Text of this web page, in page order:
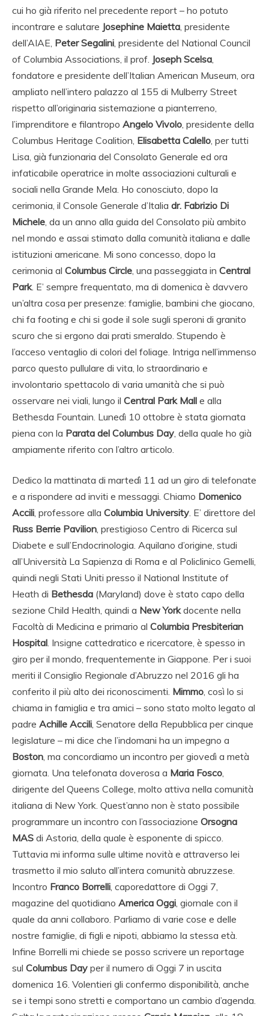
cui ho già riferito nel precedente report – ho potuto
incontrare e salutare Josephine Maietta, presidente
dell’AIAE, Peter Segalini, presidente del National Council
of Columbia Associations, il prof. Joseph Scelsa,
fondatore e presidente dell’Italian American Museum, ora
ampliato nell’intero palazzo al 155 di Mulberry Street
rispetto all’originaria sistemazione a pianterreno,
l’imprenditore e filantropo Angelo Vivolo, presidente della
Columbus Heritage Coalition, Elisabetta Calello, per tutti
Lisa, già funzionaria del Consolato Generale ed ora
infaticabile operatrice in molte associazioni culturali e
sociali nella Grande Mela. Ho conosciuto, dopo la
cerimonia, il Console Generale d’Italia dr. Fabrizio Di
Michele, da un anno alla guida del Consolato più ambito
nel mondo e assai stimato dalla comunità italiana e dalle
istituzioni americane. Mi sono concesso, dopo la
cerimonia al Columbus Circle, una passeggiata in Central
Park. E’ sempre frequentato, ma di domenica è davvero
un’altra cosa per presenze: famiglie, bambini che giocano,
chi fa footing e chi si gode il sole sugli speroni di granito
scuro che si ergono dai prati smeraldo. Stupendo è
l’acceso ventaglio di colori del foliage. Intriga nell’immenso
parco questo pullulare di vita, lo straordinario e
involontario spettacolo di varia umanità che si può
osservare nei viali, lungo il Central Park Mall e alla
Bethesda Fountain. Lunedì 10 ottobre è stata giornata
piena con la Parata del Columbus Day, della quale ho già
ampiamente riferito con l’altro articolo.
Dedico la mattinata di martedì 11 ad un giro di telefonate
e a rispondere ad inviti e messaggi. Chiamo Domenico
Accili, professore alla Columbia University. E’ direttore del
Russ Berrie Pavilion, prestigioso Centro di Ricerca sul
Diabete e sull’Endocrinologia. Aquilano d’origine, studi
all’Università La Sapienza di Roma e al Policlinico Gemelli,
quindi negli Stati Uniti presso il National Institute of
Heath di Bethesda (Maryland) dove è stato capo della
sezione Child Health, quindi a New Yorkdocente nella
Facoltà di Medicina e primario al Columbia Presbiterian
Hospital. Insigne cattedratico e ricercatore, è spesso in
giro per il mondo, frequentemente in Giappone. Per i suoi
meriti il Consiglio Regionale d’Abruzzo nel 2016 gli ha
conferito il più alto dei riconoscimenti. Mimmo, così lo si
chiama in famiglia e tra amici – sono stato molto legato al
padre Achille Accili, Senatore della Repubblica per cinque
legislature – mi dice che l’indomani ha un impegno a
Boston, ma concordiamo un incontro per giovedì a metà
giornata. Una telefonata doverosa a Maria Fosco,
dirigente del Queens College, molto attiva nella comunità
italiana di New York. Quest’anno non è stato possibile
programmare un incontro con l’associazione Orsogna
MAS di Astoria, della quale è esponente di spicco.
Tuttavia mi informa sulle ultime novità e attraverso lei
trasmetto il mio saluto all’intera comunità abruzzese.
Incontro Franco Borrelli, caporedattore di Oggi 7,
magazine del quotidiano America Oggi, giornale con il
quale da anni collaboro. Parliamo di varie cose e delle
nostre famiglie, di figli e nipoti, abbiamo la stessa età.
Infine Borrelli mi chiede se posso scrivere un reportage
sul Columbus Day per il numero di Oggi 7 in uscita
domenica 16. Volentieri gli confermo disponibilità, anche
se i tempi sono stretti e comportano un cambio d’agenda.